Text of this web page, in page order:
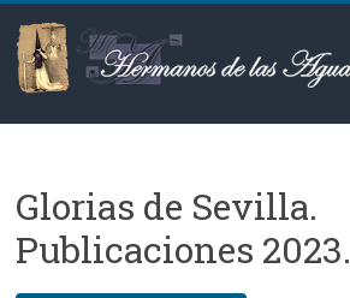
contenido
Hermanos
las
Aguas
Glorias de Sevilla.
Publicaciones 2023.